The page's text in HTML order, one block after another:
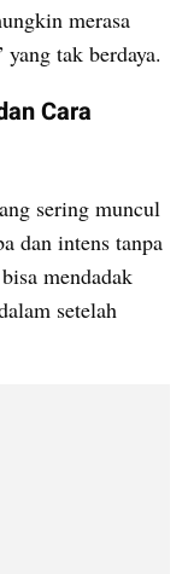
merasa
tak berdaya.
Cara
sering muncul
dan intens tanpa
mendadak
setelah